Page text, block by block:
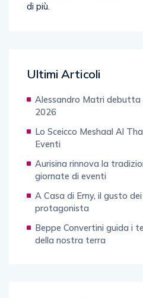
Ultimi Articoli
Alessandro Matri debutta
2026
Lo Sceicco Meshaal Al
Eventi
Aurisina rinnova la
giornate di eventi
A Casa di Emy, il gusto
protagonista
Beppe Convertini guida i
della nostra terra